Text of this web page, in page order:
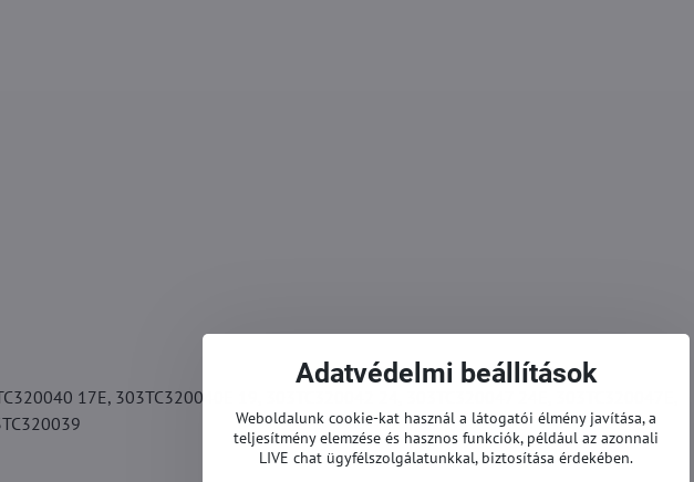
17E, 303TC320040E 19, 303TC320042 24, 303TC320047 24E, 303TC320047E,
Adatvédelmi beállítások
Weboldalunk cookie-kat használ a látogatói élmény javítása, a
teljesítmény elemzése és hasznos funkciók, például az azonnali
LIVE chat ügyfélszolgálatunkkal, biztosítása érdekében.